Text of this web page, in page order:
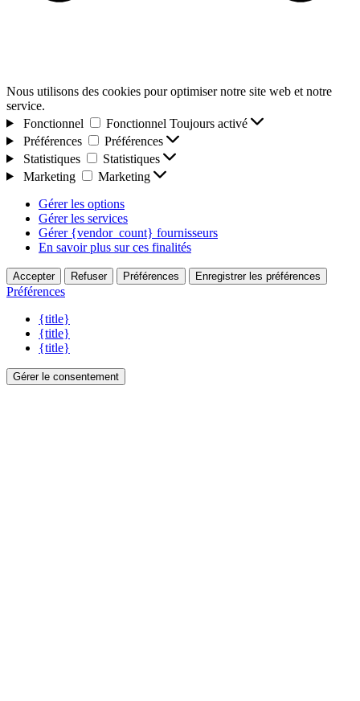
Nous utilisons des cookies pour optimiser notre site web et notre
service.
Fonctionnel
Fonctionnel Toujours activé
Préférences
Préférences
Statistiques
Statistiques
Marketing
Marketing
Gérer les options
Gérer les services
Gérer {vendor_count} fournisseurs
En savoir plus sur ces finalités
Accepter Refuser Préférences Enregistrer les préférences
Préférences
{title}
{title}
{title}
Gérer le consentement